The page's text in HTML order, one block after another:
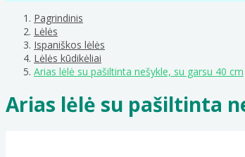
Pagrindinis
Lėlės
Ispaniškos lėlės
Lėlės kūdikėliai
Arias lėlė su pašiltinta nešykle, su garsu 40 cm
Arias lėlė su pašiltinta